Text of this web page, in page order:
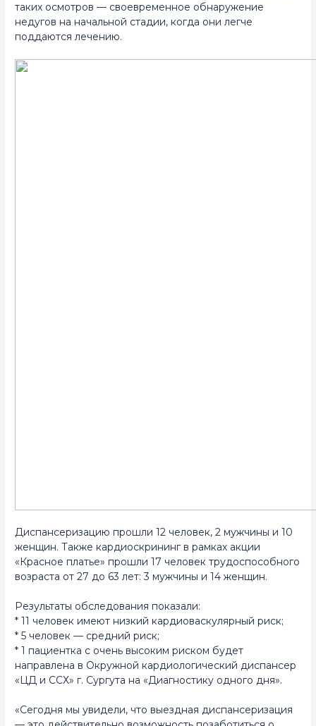
таких осмотров — своевременное обнаружение
недугов на начальной стадии, когда они легче
поддаются лечению.
Диспансеризацию прошли 12 человек, 2 мужчины и 10
женщин. Также кардиоскрининг в рамках акции
«Красное платье» прошли 17 человек трудоспособного
возраста от 27 до 63 лет: 3 мужчины и 14 женщин.
Результаты обследования показали:
* 11 человек имеют низкий кардиоваскулярный риск;
* 5 человек — средний риск;
* 1 пациентка с очень высоким риском будет
направлена в Окружной кардиологический диспансер
«ЦД и ССХ» г. Сургута на «Диагностику одного дня».
«Сегодня мы увидели, что выездная диспансеризация